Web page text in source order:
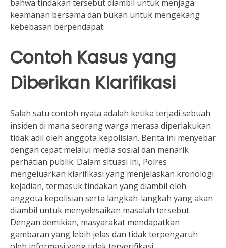
bahwa tindakan tersebut diambil untuk menjaga
keamanan bersama dan bukan untuk mengekang
kebebasan berpendapat.
Contoh Kasus yang
Diberikan Klarifikasi
Salah satu contoh nyata adalah ketika terjadi sebuah
insiden di mana seorang warga merasa diperlakukan
tidak adil oleh anggota kepolisian. Berita ini menyebar
dengan cepat melalui media sosial dan menarik
perhatian publik. Dalam situasi ini, Polres
mengeluarkan klarifikasi yang menjelaskan kronologi
kejadian, termasuk tindakan yang diambil oleh
anggota kepolisian serta langkah-langkah yang akan
diambil untuk menyelesaikan masalah tersebut.
Dengan demikian, masyarakat mendapatkan
gambaran yang lebih jelas dan tidak terpengaruh